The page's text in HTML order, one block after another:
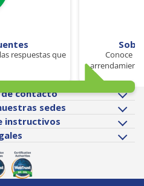
respuestas que
Conoce
contacto
sedes
instructivos